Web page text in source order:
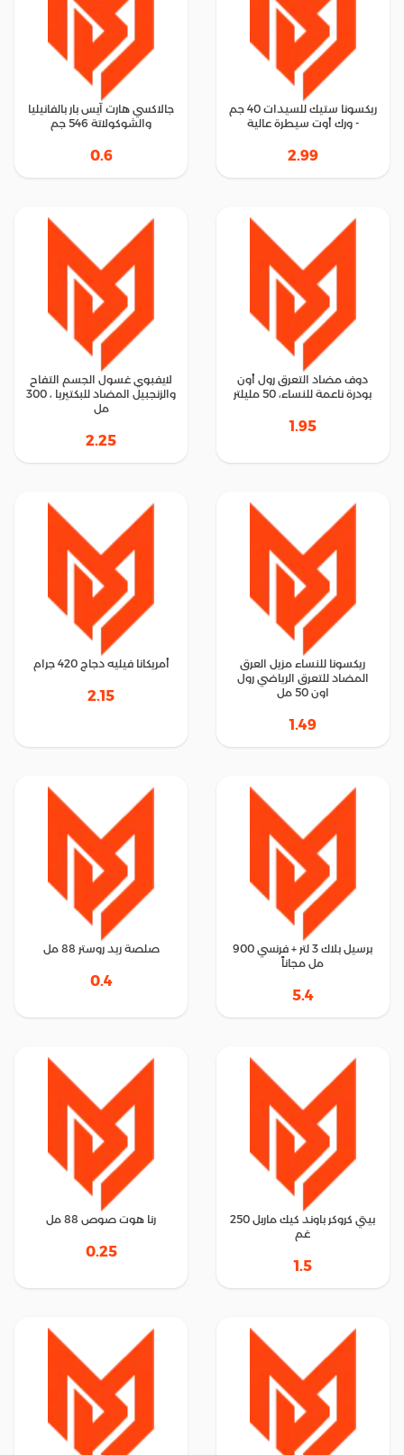
ريكسونا ستيك للسيدات 40 جم
- ورك أوت سيطرة عالية
2.99
جالاكسي هارت آيس بار بالفانيليا
والشوكولاتة 546 جم
0.6
دوف مضاد التعرق رول أون
بودرة ناعمة للنساء، 50 مليلتر
1.95
لايفبوي غسول الجسم التفاح
والزنجبيل المضاد للبكتيريا ، 300
مل
2.25
ريكسونا للنساء مزيل العرق
المضاد للتعرق الرياضي رول
اون 50 مل
1.49
أمريكانا فيليه دجاج 420 جرام
2.15
برسيل بلاك 3 لتر + فرنسي 900
مل مجاناً
5.4
صلصة ريد روستر 88 مل
0.4
بيتي كروكر باوند كيك ماربل 250
غم
1.5
رنا هوت صوص 88 مل
0.25